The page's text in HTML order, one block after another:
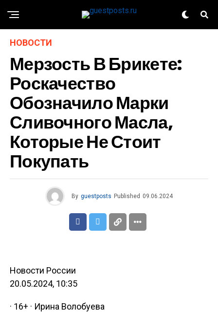
НОВОСТИ
Мерзость В Брикете:
Роскачество
Обозначило Марки
Сливочного Масла,
Которые Не Стоит
Покупать
By guestposts Published 09.06.2024
Новости России
20.05.2024, 10:35
· 16+ · Ирина Волобуева